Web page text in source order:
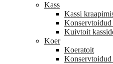
Kass
Kassi
Konservtoidud
Kuivtoit
Koer
Koeratoit
Konservtoidud